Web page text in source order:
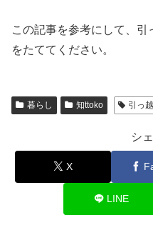
この記事を参考にして、
をたててください。
暮らし 知ttoko 引っ
シ
X
LINE